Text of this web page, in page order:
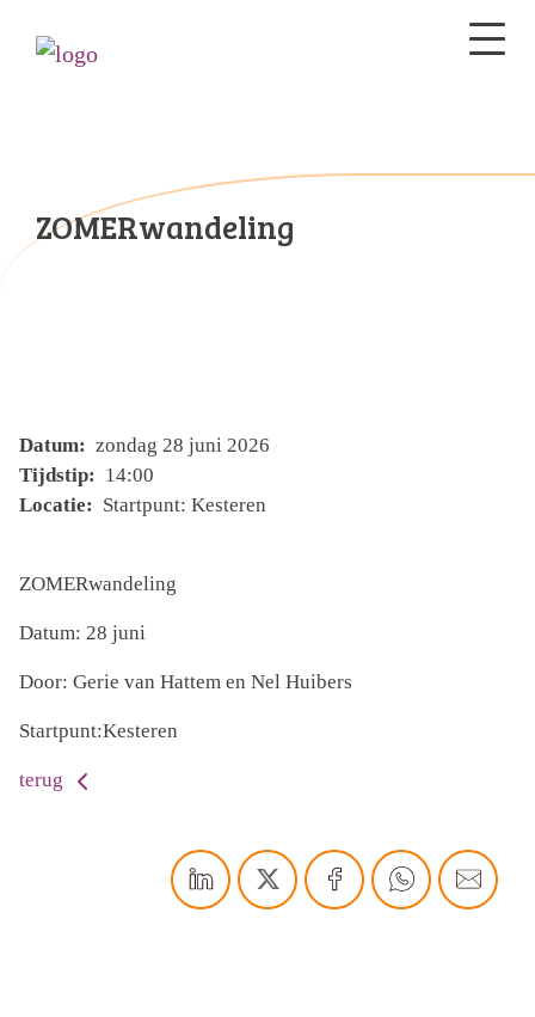
ZOMERwandeling
Datum: zondag 28 juni 2026
Tijdstip: 14:00
Locatie: Startpunt: Kesteren
ZOMERwandeling
Datum: 28 juni
Door: Gerie van Hattem en Nel Huibers
Startpunt:Kesteren
terug